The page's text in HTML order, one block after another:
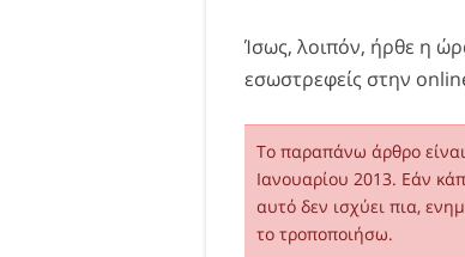
Ίσως, λοιπόν, ήρθε η
εσωστρεφείς στην
Το παραπάνω άρθρο
Ιανουαρίου 2013. Εάν
αυτό δεν ισχύει πια,
το τροποποιήσω.